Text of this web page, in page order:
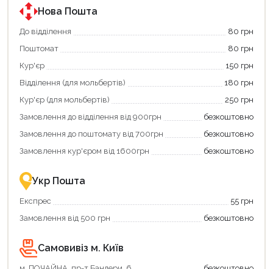
програмою
єКнига.
Використовуйте
карту
щоб
зекономити
та
отримати
переваги!
картою
єКнига
–
зручно
та
Нова Пошта
До відділення
80 грн
Поштомат
80 грн
Кур'єр
150 грн
Відділення (для мольбертів)
180 грн
Кур'єр (для мольбертів)
250 грн
Замовлення до відділення від 900грн
безкоштовно
Замовлення до поштомату від 700грн
безкоштовно
Замовлення кур'єром від 1600грн
безкоштовно
Укр Пошта
Експрес
55 грн
Замовлення від 500 грн
безкоштовно
Самовивіз м. Київ